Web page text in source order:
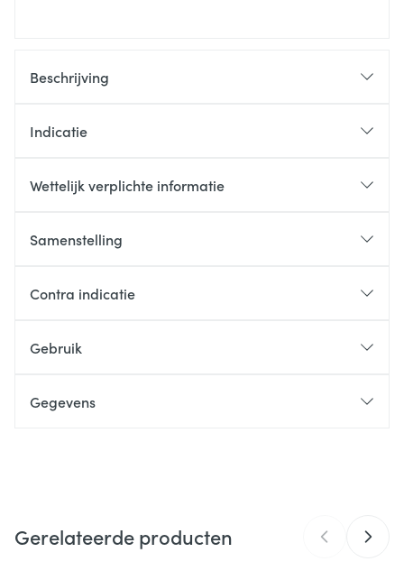
Beschrijving
Indicatie
Wettelijk verplichte informatie
Samenstelling
Contra indicatie
Gebruik
Gegevens
Merken physalis
Gerelateerde producten